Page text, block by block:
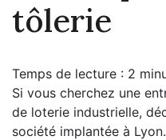
tôlerie
Temps de lecture : 2
Si vous cherchez une
de loterie industrielle,
société implantée à